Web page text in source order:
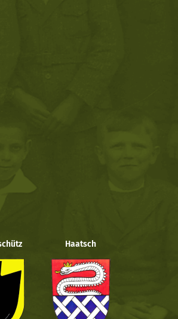
Haatsch